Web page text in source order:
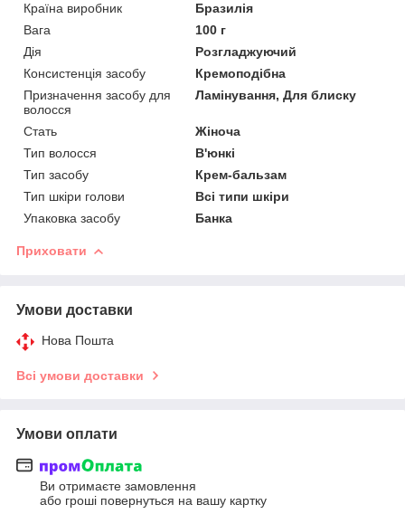
Країна виробник
Бразилія
Вага
100 г
Дія
Розгладжуючий
Консистенція засобу
Кремоподібна
Призначення засобу для
волосся
Ламінування, Для блиску
Стать
Жіноча
Тип волосся
В'юнкі
Тип засобу
Крем-бальзам
Тип шкіри голови
Всі типи шкіри
Упаковка засобу
Банка
Приховати
Умови доставки
Нова Пошта
Всі умови доставки
Умови оплати
Ви отримаєте замовлення
або гроші повернуться на вашу картку